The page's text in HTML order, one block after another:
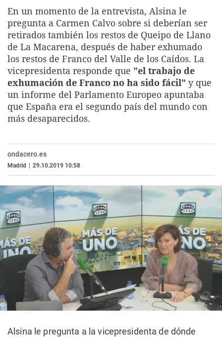
La rosa de los vientos
Gente viajera
Como el perro y el
Caso
Retornados
Equipo de
Operación Viuda
Extremadura
Galicia
La Rioja
Navarra
País Vasco
Virales
Televisión
Elecciones
En un momento de la entrevista, Alsina le
pregunta a Carmen Calvo sobre si deberían ser
retirados también los restos de Queipo de Llano
de La Macarena, después de haber exhumado
los restos de Franco del Valle de los Caídos. La
vicepresidenta responde que "el trabajo de
exhumación de Franco no ha sido fácil" y que
un informe del Parlamento Europeo apuntaba
que España era el segundo país del mundo con
más desaparecidos.
ondacero.es
Madrid 29.10.2019 10:58
Alsina le pregunta a la vicepresidenta de dónde